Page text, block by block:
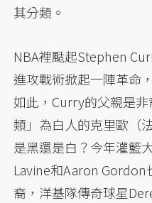
其分類。
NBA裡颳起Stephen
進攻戰術掀起一陣革命
如此，Curry的父親是
類」為白人的克里歐（
是黑還是白？今年灌籃
Lavine和Aaron Gordon
裔，洋基隊傳奇球星